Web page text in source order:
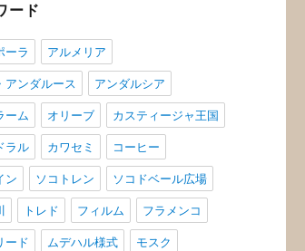
ード
ーラ アルメリア
アンダルース アンダルシア
ーム オリーブ カスティージャ王国
ラル カワセミ コーヒー
ン ソコトレン ソコドベール広場
トレド フィルム フラメンコ
ード ムデハル様式 モスク